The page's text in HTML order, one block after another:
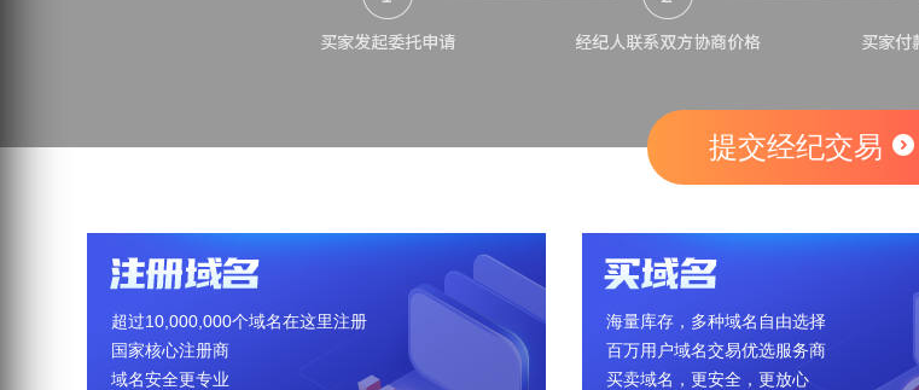
提交经纪交易
超过10,000,000个域名在这里注册
国家核心注册商
域名安全更专业
海量库存，多种域名自由选择
百万用户域名交易优选服务商
买卖域名，更安全，更放心